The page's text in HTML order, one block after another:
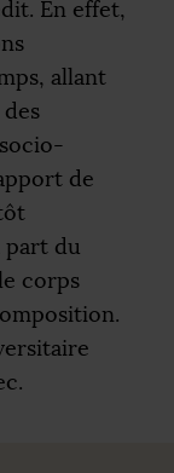
En effet,
allant
de
part du
corps